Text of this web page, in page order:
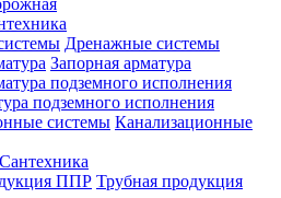
Дренажные системы
Запорная арматура
подземного исполнения
Канализационные
Сантехника
Трубная продукция